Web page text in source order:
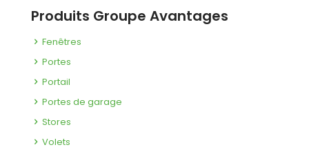
Produits Groupe Avantages
Fenêtres
Portes
Portail
Portes de garage
Stores
Volets